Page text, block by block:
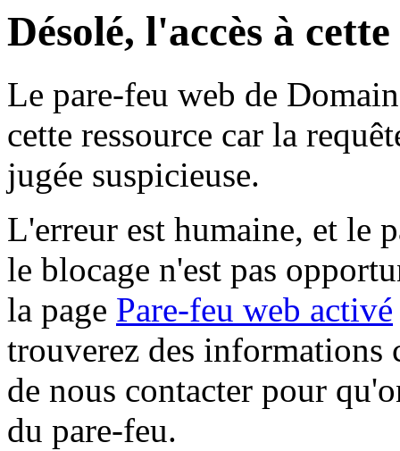
Désolé, l'accès à
Le pare-feu web de
cette ressource car la
jugée suspicieuse.
L'erreur est humaine, et le
le blocage n'est pas
la page Pare-feu web activé
trouverez des informations
de nous contacter pour
du pare-feu.